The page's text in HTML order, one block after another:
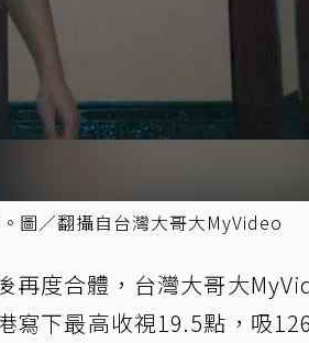
圖／翻攝自台灣大哥大MyVideo
再度合體，台灣大哥大
下最高收視19.5點，吸